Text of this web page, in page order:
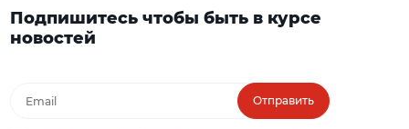
Подпишитесь чтобы быть в курсе
новостей
Отправить